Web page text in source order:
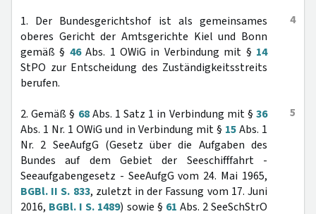
4
1. Der Bundesgerichtshof ist als gemeinsames
oberes Gericht der Amtsgerichte Kiel und Bonn
gemäß § 46Abs. 1 OWiG in Verbindung mit § 14
StPO zur Entscheidung des Zuständigkeitsstreits
berufen.
5
2. Gemäß § 68Abs. 1 Satz 1 in Verbindung mit § 36
Abs. 1 Nr. 1 OWiG und in Verbindung mit § 15Abs. 1
Nr. 2 SeeAufgG (Gesetz über die Aufgaben des
Bundes auf dem Gebiet der Seeschifffahrt -
Seeaufgabengesetz - SeeAufgG vom 24. Mai 1965,
BGBl. II S. 833, zuletzt in der Fassung vom 17. Juni
2016, BGBl. I S. 1489) sowie § 61 Abs. 2 SeeSchStrO